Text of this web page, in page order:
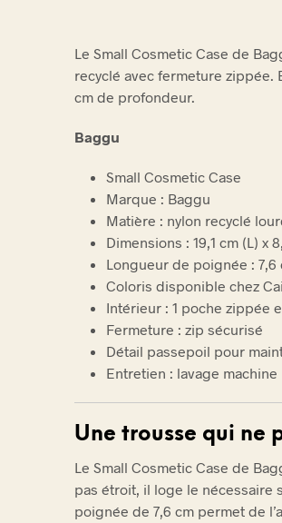
Le Small Cosmetic Case de
recyclé avec fermeture zippée.
cm de profondeur.
Baggu
Small Cosmetic Case
Marque : Baggu
Matière : nylon recyclé
Dimensions : 19,1 cm (L) x
Longueur de poignée : 7,6
Coloris disponible chez
Intérieur : 1 poche zippée
Fermeture : zip sécurisé
Détail passepoil pour
Entretien : lavage machine
Une trousse qui ne
Le Small Cosmetic Case de
pas étroit, il loge le nécessaire
poignée de 7,6 cm permet de